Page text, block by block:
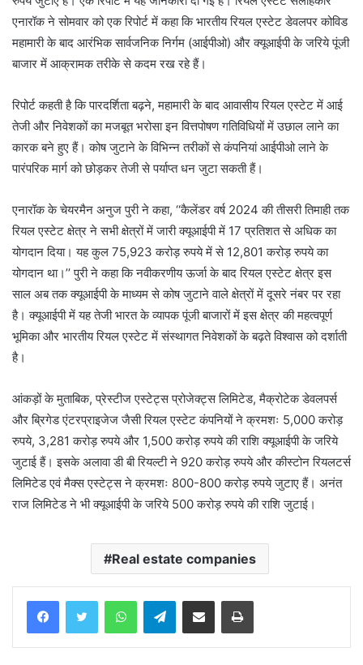
एनारॉक ने सोमवार को एक रिपोर्ट में कहा कि भारतीय रियल एस्टेट डेवलपर कोविड
महामारी के बाद आरंभिक सार्वजनिक निर्गम (आईपीओ) और क्यूआईपी के जरिये पूंजी
बाजार में आक्रामक तरीके से कदम रख रहे हैं।
रिपोर्ट कहती है कि पारदर्शिता बढ़ने, महामारी के बाद आवासीय रियल एस्टेट में आई
तेजी और निवेशकों का मजबूत भरोसा इन वित्तपोषण गतिविधियों में उछाल लाने का
कारक बने हुए हैं। कोष जुटाने के विभिन्न तरीकों से कंपनियां आईपीओ लाने के
पारंपरिक मार्ग को छोड़कर तेजी से पर्याप्त धन जुटा सकती हैं।
एनारॉक के चेयरमैन अनुज पुरी ने कहा, ‘‘कैलेंडर वर्ष 2024 की तीसरी तिमाही तक
रियल एस्टेट क्षेत्र ने सभी क्षेत्रों में जारी क्यूआईपी में 17 प्रतिशत से अधिक का
योगदान दिया। यह कुल 75,923 करोड़ रुपये में से 12,801 करोड़ रुपये का
योगदान था।’’ पुरी ने कहा कि नवीकरणीय ऊर्जा के बाद रियल एस्टेट क्षेत्र इस
साल अब तक क्यूआईपी के माध्यम से कोष जुटाने वाले क्षेत्रों में दूसरे नंबर पर रहा
है। क्यूआईपी में यह तेजी भारत के व्यापक पूंजी बाजारों में इस क्षेत्र की महत्वपूर्ण
भूमिका और भारतीय रियल एस्टेट में संस्थागत निवेशकों के बढ़ते विश्वास को दर्शाती
है।
आंकड़ों के मुताबिक, प्रेस्टीज एस्टेट्स प्रोजेक्ट्स लिमिटेड, मैक्रोटेक डेवलपर्स
और ब्रिगेड एंटरप्राइजेज जैसी रियल एस्टेट कंपनियों ने क्रमशः 5,000 करोड़
रुपये, 3,281 करोड़ रुपये और 1,500 करोड़ रुपये की राशि क्यूआईपी के जरिये
जुटाई हैं। इसके अलावा डी बी रियल्टी ने 920 करोड़ रुपये और कीस्टोन रियलटर्स
लिमिटेड एवं मैक्स एस्टेट्स ने क्रमशः 800-800 करोड़ रुपये जुटाए हैं। अनंत
राज लिमिटेड ने भी क्यूआईपी के जरिये 500 करोड़ रुपये की राशि जुटाई।
Real estate companies
WhatsAppTelegramShare via Email Print